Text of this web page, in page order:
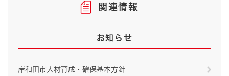
関連情報
お知らせ
岸和田市人材育成・確保基本方針